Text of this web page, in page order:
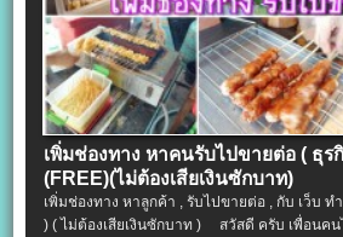
เพิ่มช่องทาง หาคนรับไปขายต่อ ( ธุร
(FREE)(ไม่ต้องเสียเงินซักบาท)
เพิ่มช่องทาง หาลูกค้า , รับไปขายต่อ , กับ เว็บ ท
) ( ไม่ต้องเสียเงินซักบาท ) สวัสดี ครับ เพื่อนค